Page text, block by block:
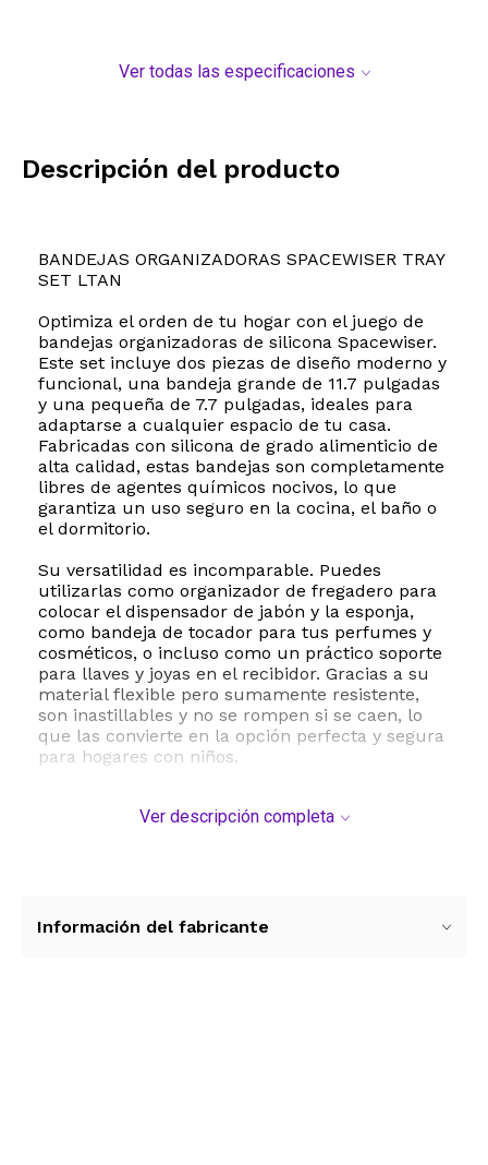
Ver todas las especificaciones
Descripción del producto
BANDEJAS ORGANIZADORAS SPACEWISER TRAY
SET LTAN
Optimiza el orden de tu hogar con el juego de
bandejas organizadoras de silicona Spacewiser.
Este set incluye dos piezas de diseño moderno y
funcional, una bandeja grande de 11.7 pulgadas
y una pequeña de 7.7 pulgadas, ideales para
adaptarse a cualquier espacio de tu casa.
Fabricadas con silicona de grado alimenticio de
alta calidad, estas bandejas son completamente
libres de agentes químicos nocivos, lo que
garantiza un uso seguro en la cocina, el baño o
el dormitorio.
Su versatilidad es incomparable. Puedes
utilizarlas como organizador de fregadero para
colocar el dispensador de jabón y la esponja,
como bandeja de tocador para tus perfumes y
cosméticos, o incluso como un práctico soporte
para llaves y joyas en el recibidor. Gracias a su
material flexible pero sumamente resistente,
son inastillables y no se rompen si se caen, lo
que las convierte en la opción perfecta y segura
para hogares con niños.
destacan por su resistencia al agua y al calor de
Su limpieza es sumamente sencilla, ya que son
Ver descripción completa
Información del fabricante